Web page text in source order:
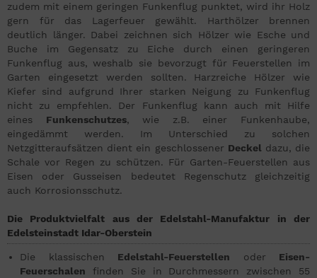
zudem mit einem geringen Funkenflug punktet, wird ihr Holz
gern für das Lagerfeuer gewählt. Harthölzer brennen
deutlich länger. Dabei zeichnen sich Hölzer wie Esche und
Buche im Gegensatz zu Eiche durch einen geringeren
Funkenflug aus, weshalb sie bevorzugt für Feuerstellen im
Garten eingesetzt werden sollten. Harzreiche Hölzer wie
Kiefer sind aufgrund Ihrer starken Neigung zu Funkenflug
nicht zu empfehlen. Der Funkenflug kann auch mit Hilfe
eines Funkenschutzes, wie z.B. einer Funkenhaube,
eingedämmt werden. Im Unterschied zu solchen
Netzgitteraufsätzen dient ein geschlossener Deckel dazu, die
Schale vor Regen zu schützen. Für Garten-Feuerstellen aus
Eisen oder Gusseisen bedeutet Regenschutz gleichzeitig
auch Korrosionsschutz.
Die Produktvielfalt aus der Edelstahl-Manufaktur in der
Edelsteinstadt Idar-Oberstein
Die klassischen Edelstahl-Feuerstellen oder Eisen-
Feuerschalen finden Sie in Durchmessern zwischen 55